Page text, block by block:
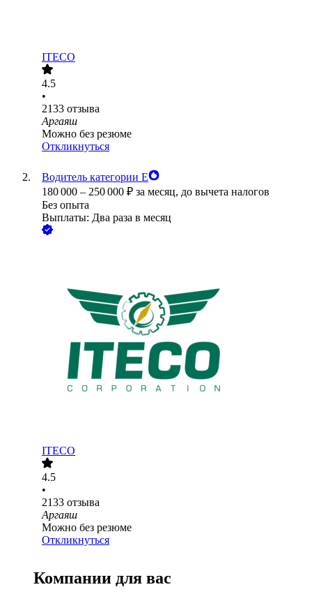
ITECO
4.5
•
2133 отзыва
Аргаяш
Можно без резюме
Откликнуться
Водитель категории Е
180 000 – 250 000 ₽ за месяц, до вычета налогов
Без опыта
Выплаты: Два раза в месяц
ITECO
4.5
•
2133 отзыва
Аргаяш
Можно без резюме
Откликнуться
Компании для вас